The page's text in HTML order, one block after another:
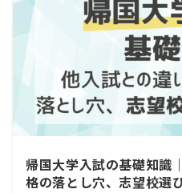
帰国大学入試の基礎知識
格の落とし穴、志望校選